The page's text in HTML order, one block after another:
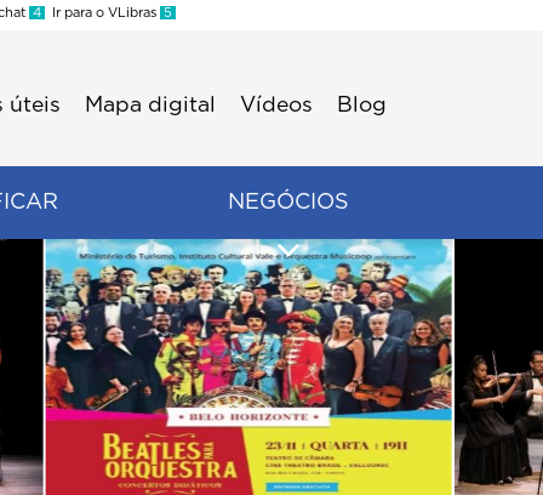
4 Ir para o VLibras 5
úteis Mapa digital Vídeos Blog
NEGÓCIOS